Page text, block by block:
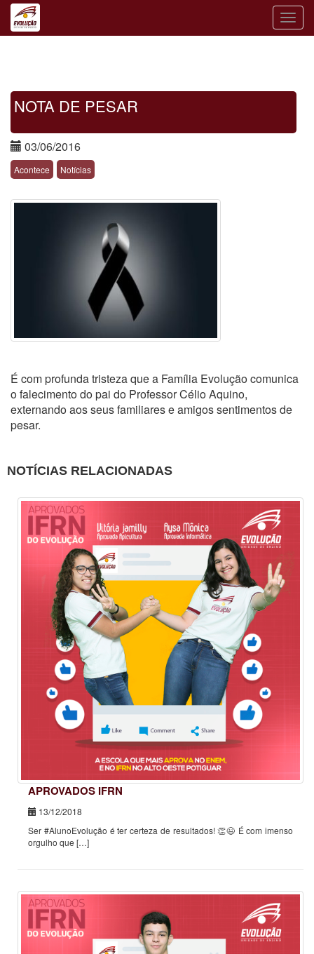
Toggle
NOTA DE PESAR
03/06/2016
Acontece Notícias
É com profunda tristeza que a Família Evolução comunica
o falecimento do pai do Professor Célio Aquino,
externando aos seus familiares e amigos sentimentos de
pesar.
NOTÍCIAS RELACIONADAS
APROVADOS IFRN
13/12/2018
Ser #AlunoEvolução é ter certeza de resultados! 👏😉 É com imenso
orgulho que […]